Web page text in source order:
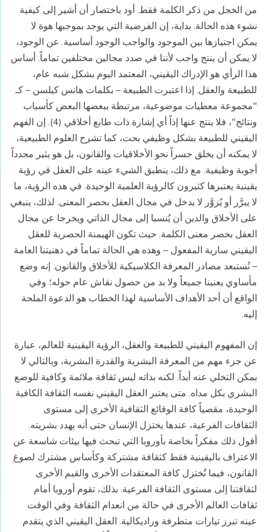
من الخجل من ذكر الكلمة فقط. أود باختصار أن أشير إلى كيفية
نشوء هذه الحالة. بداية، إن الفرضية التي يوجد بموجبها هوة لا
يمكن اجتيازها بين الموجود والواجب الوجود أساسية. عن الوجود،
لا يمكن أن ينتج واجب لأننا في صدد مجالين مختلفين تماماً. أساس
هذا الرأي هو الإدراك اليقيني، المعتمد اليوم بشكل شبه عام،
للطبيعة والعقل. إذا اعتبرت الطبيعة – بكلمات هانس كيلسن – كـ
"مجموعة معطيات موضوعية، مرتبطة ببعضها البعض كأسباب
ونتائج"، فلا ينتج عنها إذاً أي إشارة ذات طابع أخلاقي (4). إن الفهم
اليقيني للطبيعة بشكل وظيفي بحت، كما تشرح العلوم الطبيعية،
لا يمكنه أن يخلق جسراً نحو الأخلاقيات والقانون، بل هو يثير مجدداً
أجوبة وظيفية. مع ذلك، ينطبق الشيء عينه على العقل في رؤية
يقينية يعتبرها كثيرون كالرؤية العلمية الوحيدة. في هذه الرؤية، ما
لا يبرَّر أو يُزوَّر لا يدخل في مجال العقل بحصر المعنى. لذلك، ينبغي
على الأخلاق والدين أن يُنسبا إلى مجال الذاتي ويخرجا عن مجال
العقل بحصر معنى الكلمة. حيث تكون الهيمنة الحصرية للعقل
اليقيني سارية المفعول – وهذه هي الحالة تماماً في ذهنيتنا العامة
– تُستبعد مصادر المعرفة الكلاسيكية للأخلاق والقانون. إنه وضع
مأساوي يعنينا جميعاً ولا بد من حصول نقاش عام حوله؛ وفي
الواقع أن أحد الأهداف الأساسية لهذا الخطاب هو الدعوة الملحة
إليه.
إن المفهوم اليقيني للطبيعة والعقل، الرؤية اليقينية للعالم، عبارة
عن جزء مهم من المعرفة البشرية والقدرة البشرية، وبالتالي لا
يمكن التخلي عنه أبداً. لكنه بذاته ليس ثقافة ملائمة وكافية للوضع
البشري بكل مداه. متى يعتبر العقل اليقيني نفسه الثقافة الكافية
الوحيدة، مقصياً كافة الوقائع الثقافية الأخرى إلى مستوى
الثقافات الفرعية، عندها يختزل الإنسان حتى أنه يهدد بشريته.
أقول ذلك مفكراً بخاصة بأوروبا التي تبحث فيها بيئات شاسعة عن
الاعتراف باليقينية فقط كثقافة مشتركة وكأساس مشترك لصوغ
القانون، فيما تُختزل كافة المعتقدات الأخرى والقيم الأخرى
لثقافتنا إلى مستوى الثقافة الفرعية. بذلك، تقوم أوروبا أمام
ثقافات العالم الأخرى في حالة من انعدام الثقافة وفي الوقت
عينه تبرز تيارات متطرفة وراديكالية. العقل اليقيني الذي يتقدم